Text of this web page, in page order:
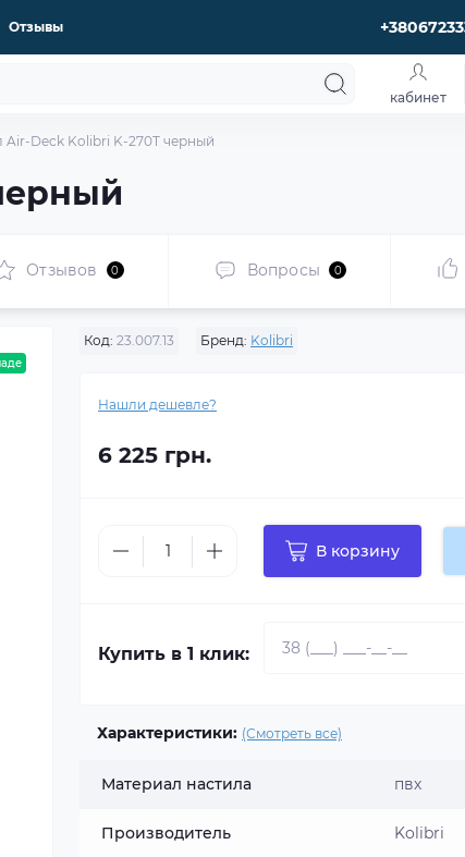
Отзывы
кабинет
Air-Deck Kolibri K-270T черный
Отзывов 0 Вопросы 0
Код: 23.007.13 Бренд: Kolibri
Нашли дешевле?
6 225 грн.
В корзину
Купить в 1 клик:
Характеристики: (Смотреть все)
Материал настила пвх
Производитель Kolibri